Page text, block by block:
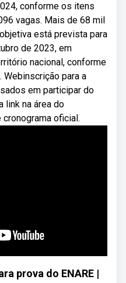
conforme os itens
vagas. Mais de 68 mil
está prevista para
de 2023, em
nacional, conforme
Webinscrição para a
em participar do
link na área do
oficial.
prova do ENARE |